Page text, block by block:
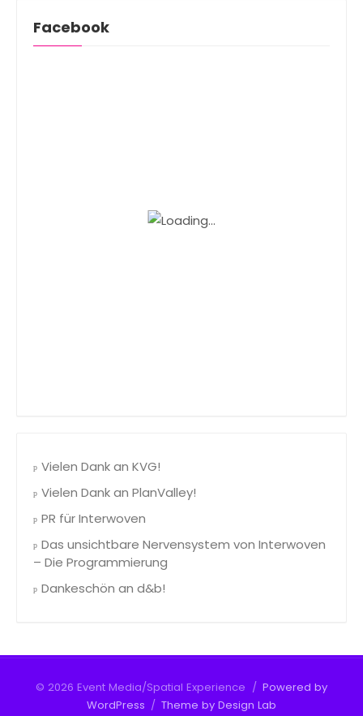
Facebook
Vielen Dank an KVG!
Vielen Dank an PlanValley!
PR für Interwoven
Das unsichtbare Nervensystem von Interwoven
– Die Programmierung
Dankeschön an d&b!
© 2026 Event Media/Spatial Experience / Powered by
WordPress / Theme by Design Lab